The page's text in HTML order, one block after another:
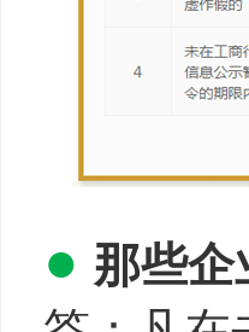
● 那些企